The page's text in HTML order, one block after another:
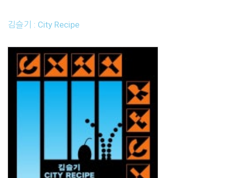
김슬기 : City Recipe